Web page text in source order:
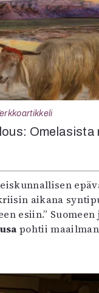
Omelasista
aikana
esiin.”
pohtii